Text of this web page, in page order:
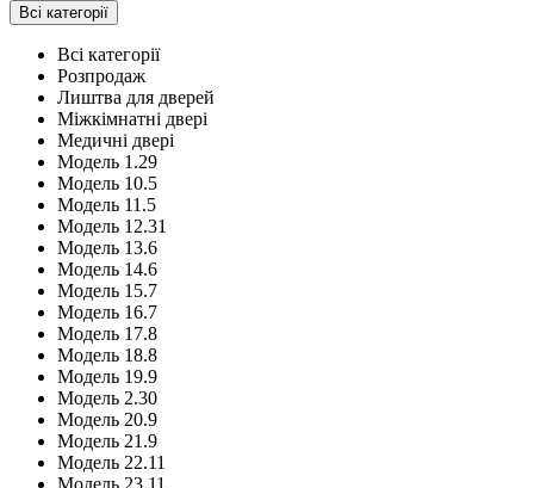
Всі категорії
Всі категорії
Розпродаж
Лиштва для дверей
Міжкімнатні двері
Медичні двері
Модель 1.29
Модель 10.5
Модель 11.5
Модель 12.31
Модель 13.6
Модель 14.6
Модель 15.7
Модель 16.7
Модель 17.8
Модель 18.8
Модель 19.9
Модель 2.30
Модель 20.9
Модель 21.9
Модель 22.11
Модель 23.11